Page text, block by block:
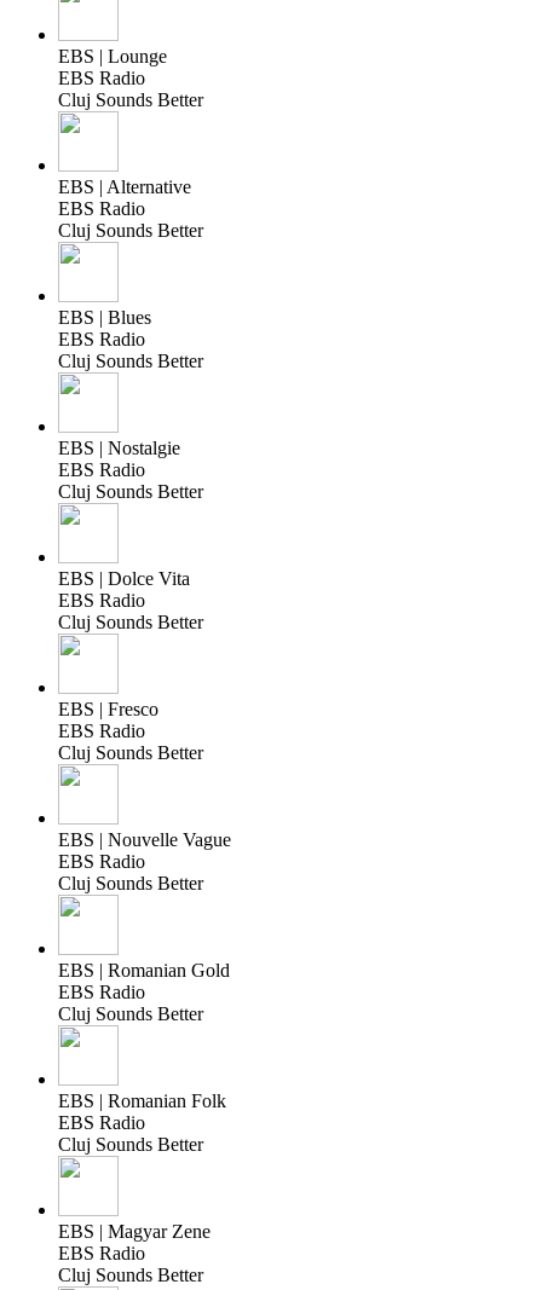
EBS | Lounge
EBS Radio
Cluj Sounds Better
EBS | Alternative
EBS Radio
Cluj Sounds Better
EBS | Blues
EBS Radio
Cluj Sounds Better
EBS | Nostalgie
EBS Radio
Cluj Sounds Better
EBS | Dolce Vita
EBS Radio
Cluj Sounds Better
EBS | Fresco
EBS Radio
Cluj Sounds Better
EBS | Nouvelle Vague
EBS Radio
Cluj Sounds Better
EBS | Romanian Gold
EBS Radio
Cluj Sounds Better
EBS | Romanian Folk
EBS Radio
Cluj Sounds Better
EBS | Magyar Zene
EBS Radio
Cluj Sounds Better